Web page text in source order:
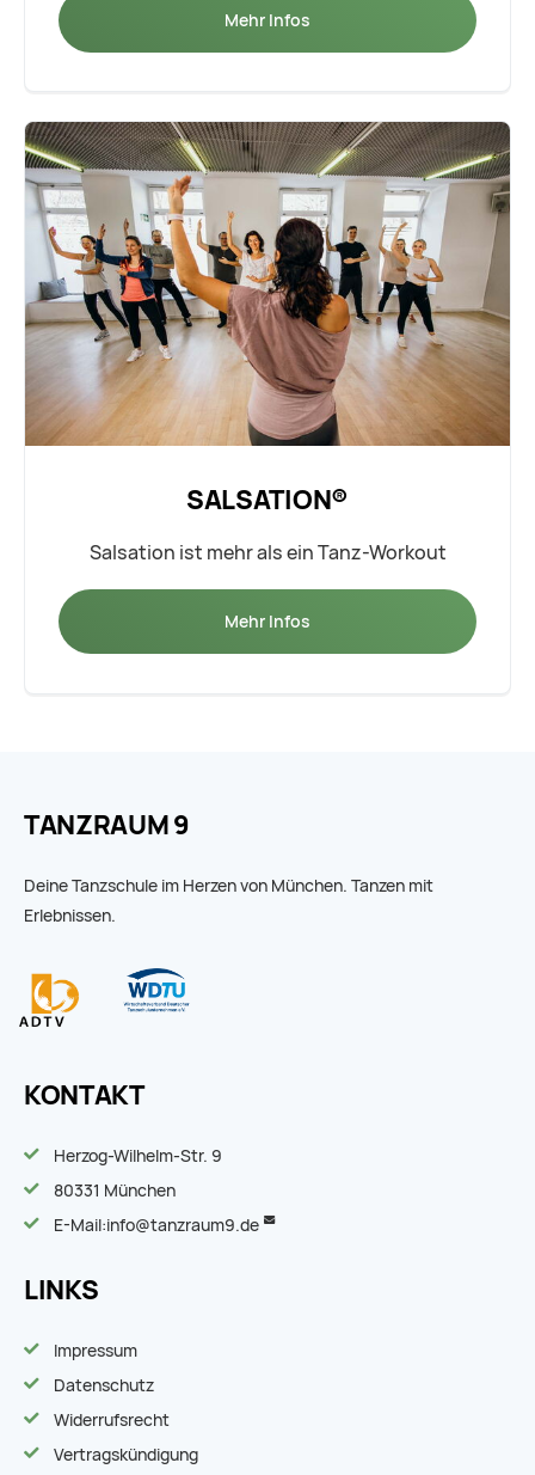
Mehr Infos
SALSATION®
Salsation ist mehr als ein Tanz-Workout
Mehr Infos
TANZRAUM 9
Deine Tanzschule im Herzen von München. Tanzen mit
Erlebnissen.
KONTAKT
Herzog-Wilhelm-Str. 9
80331 München
E-Mail:info@tanzraum9.de
LINKS
Impressum
Datenschutz
Widerrufsrecht
Vertragskündigung